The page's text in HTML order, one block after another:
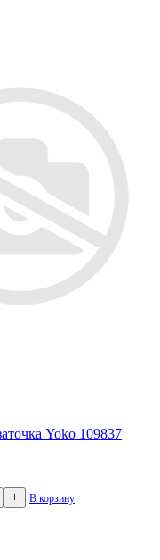
Yoko 109837
+ В корзину